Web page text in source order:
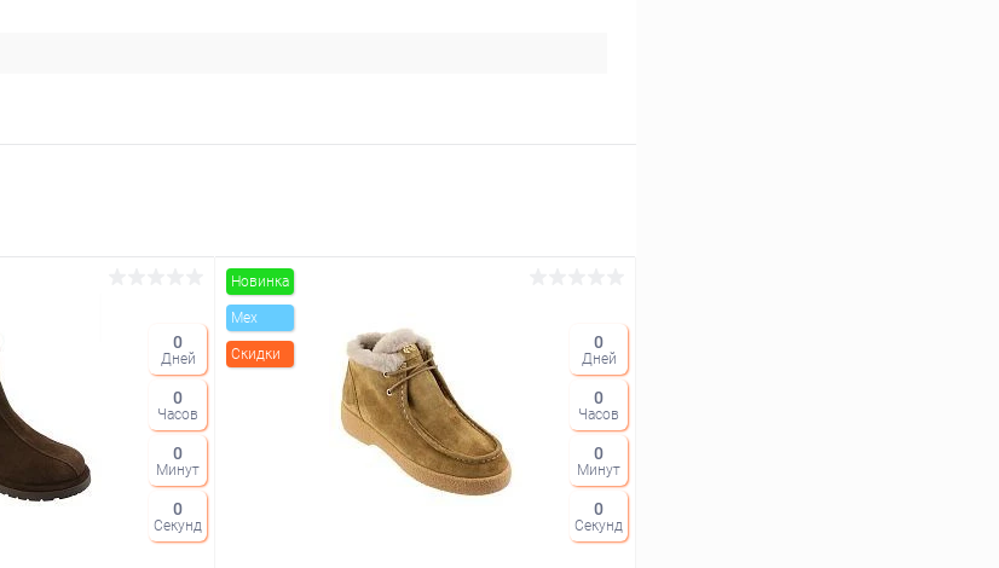
0
Дней
0
Часов
0
Минут
0
Секунд
Новинка
Mex
Скидки
0
Дней
0
Часов
0
Минут
0
Секунд